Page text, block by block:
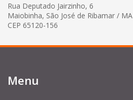
Rua Deputado Jairzinho, 6
Maiobinha, São José de Ribamar / MA
CEP 65120-156
Menu